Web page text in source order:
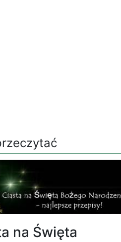
na Święta